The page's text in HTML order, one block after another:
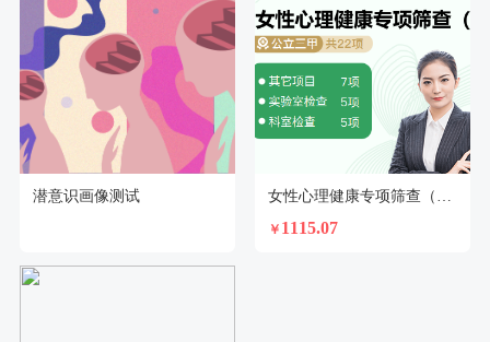
潜意识画像测试
￥ 1115.07